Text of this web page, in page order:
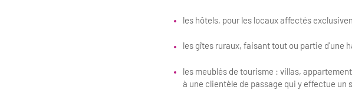
les hôtels, pour les locaux affectés
les gîtes ruraux, faisant tout ou partie d'une
les meublés de tourisme : villas,
à une clientèle de passage qui y effectue